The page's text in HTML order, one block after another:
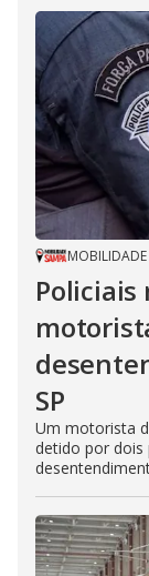
SP
Um motorista
detido por dois